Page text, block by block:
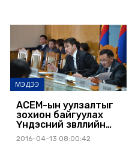
МЭДЭЭ
АСЕМ-ын уулзалтыг
зохион байгуулах
Үндэсний зөвлөлийн
хуралдаан боллоо
2016-04-13 08:00:42